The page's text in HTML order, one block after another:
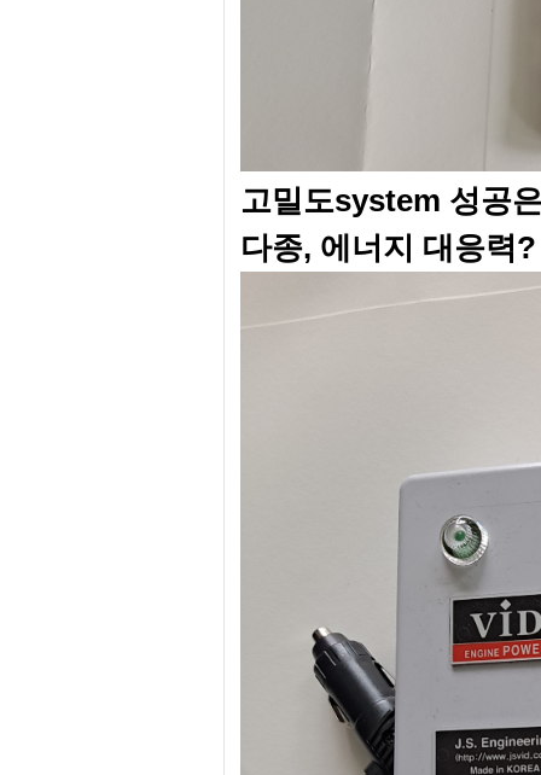
고밀도system 성공
다종, 에너지 대응력